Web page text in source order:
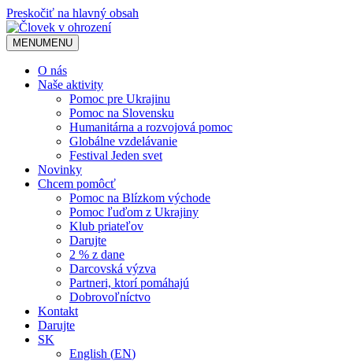
Preskočiť na hlavný obsah
MENUMENU
O nás
Naše aktivity
Pomoc pre Ukrajinu
Pomoc na Slovensku
Humanitárna a rozvojová pomoc
Globálne vzdelávanie
Festival Jeden svet
Novinky
Chcem pomôcť
Pomoc na Blízkom východe
Pomoc ľuďom z Ukrajiny
Klub priateľov
Darujte
2 % z dane
Darcovská výzva
Partneri, ktorí pomáhajú
Dobrovoľníctvo
Kontakt
Darujte
SK
English (EN)